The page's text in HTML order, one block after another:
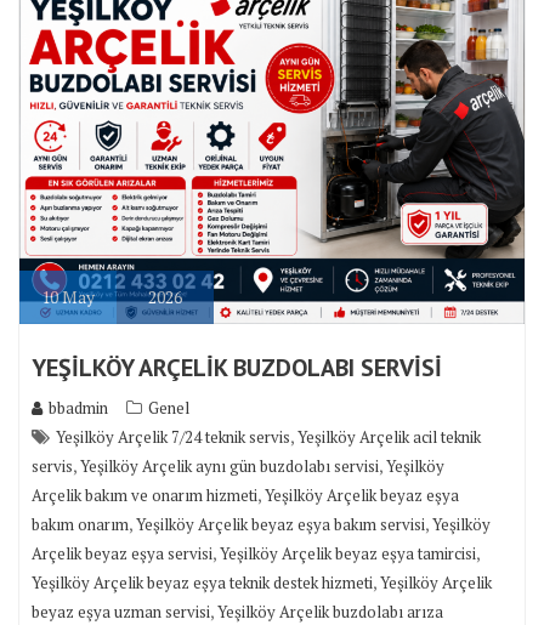
10May 2026
YEŞİLKÖY ARÇELİK BUZDOLABI SERVİSİ
bbadmin
Genel
Yeşilköy Arçelik 7/24 teknik servis,Yeşilköy Arçelik acil teknik
servis,Yeşilköy Arçelik aynı gün buzdolabı servisi,Yeşilköy
Arçelik bakım ve onarım hizmeti,Yeşilköy Arçelik beyaz eşya
bakım onarım,Yeşilköy Arçelik beyaz eşya bakım servisi,Yeşilköy
Arçelik beyaz eşya servisi,Yeşilköy Arçelik beyaz eşya tamircisi,
Yeşilköy Arçelik beyaz eşya teknik destek hizmeti,Yeşilköy Arçelik
beyaz eşya uzman servisi,Yeşilköy Arçelik buzdolabı arıza